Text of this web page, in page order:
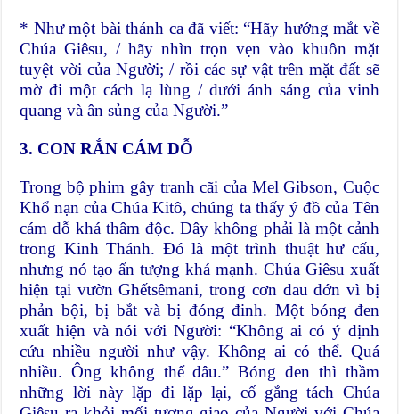
* Như một bài thánh ca đã viết: “Hãy hướng mắt về
Chúa Giêsu, / hãy nhìn trọn vẹn vào khuôn mặt
tuyệt vời của Người; / rồi các sự vật trên mặt đất sẽ
mờ đi một cách lạ lùng / dưới ánh sáng của vinh
quang và ân sủng của Người.”
3. CON RẮN CÁM DỖ
Trong bộ phim gây tranh cãi của Mel Gibson, Cuộc
Khổ nạn của Chúa Kitô, chúng ta thấy ý đồ của Tên
cám dỗ khá thâm độc. Đây không phải là một cảnh
trong Kinh Thánh. Đó là một trình thuật hư cấu,
nhưng nó tạo ấn tượng khá mạnh. Chúa Giêsu xuất
hiện tại vườn Ghếtsêmani, trong cơn đau đớn vì bị
phản bội, bị bắt và bị đóng đinh. Một bóng đen
xuất hiện và nói với Người: “Không ai có ý định
cứu nhiều người như vậy. Không ai có thể. Quá
nhiều. Ông không thể đâu.” Bóng đen thì thầm
những lời này lặp đi lặp lại, cố gắng tách Chúa